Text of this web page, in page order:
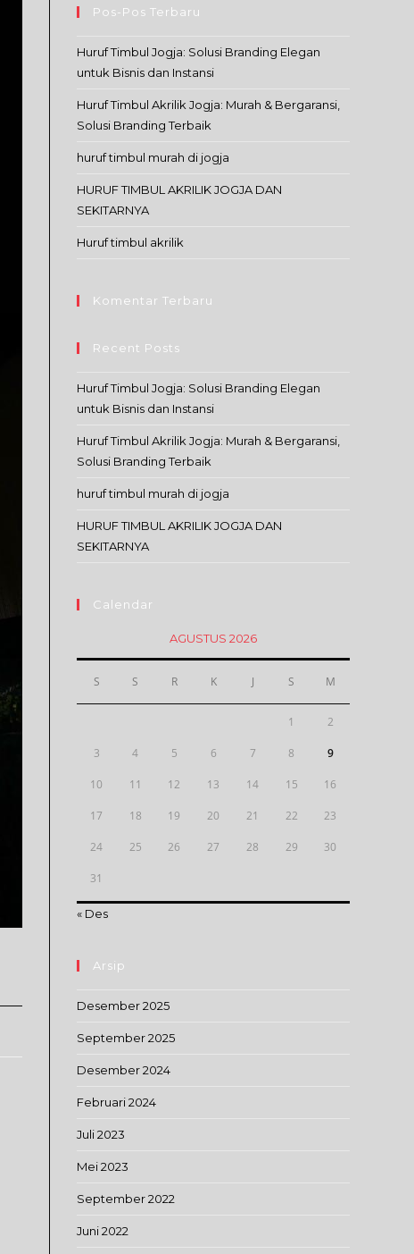
Pos-Pos Terbaru
Huruf Timbul Jogja: Solusi Branding Elegan
untuk Bisnis dan Instansi
Huruf Timbul Akrilik Jogja: Murah & Bergaransi,
Solusi Branding Terbaik
huruf timbul murah di jogja
HURUF TIMBUL AKRILIK JOGJA DAN
SEKITARNYA
Huruf timbul akrilik
Komentar Terbaru
Recent Posts
Huruf Timbul Jogja: Solusi Branding Elegan
untuk Bisnis dan Instansi
Huruf Timbul Akrilik Jogja: Murah & Bergaransi,
Solusi Branding Terbaik
huruf timbul murah di jogja
HURUF TIMBUL AKRILIK JOGJA DAN
SEKITARNYA
Calendar
AGUSTUS 2026
S S R K J S M
1 2
3 4 5 6 7 8 9
10 11 12 13 14 15 16
17 18 19 20 21 22 23
24 25 26 27 28 29 30
31
« Des
Arsip
Desember 2025
September 2025
Desember 2024
Februari 2024
Juli 2023
Mei 2023
September 2022
Juni 2022